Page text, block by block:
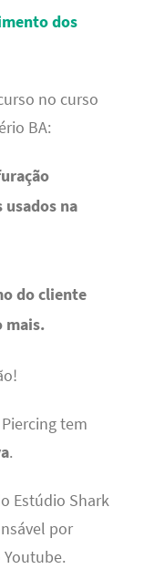
dos
no curso
BA:
usados na
do cliente
mais.
tem
.
Estúdio Shark
por